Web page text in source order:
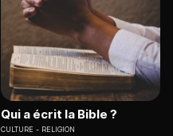
Qui a écrit la Bible ?
CULTURE RELIGION